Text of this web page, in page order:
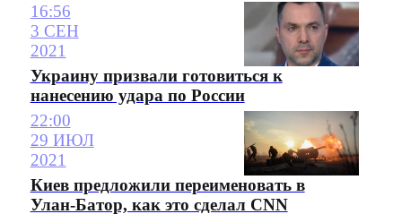
16:56
3 СЕН
2021
Украину призвали готовиться к
нанесению удара по России
22:00
29 ИЮЛ
2021
Киев предложили переименовать в
Улан-Батор, как это сделал CNN